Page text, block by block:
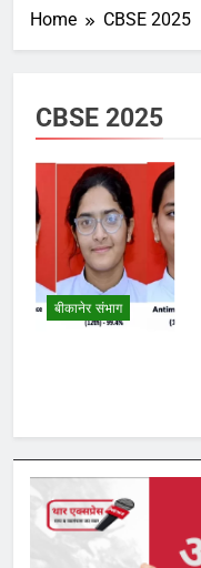
Home CBSE 2025
CBSE 2025
बीकानेर संभाग